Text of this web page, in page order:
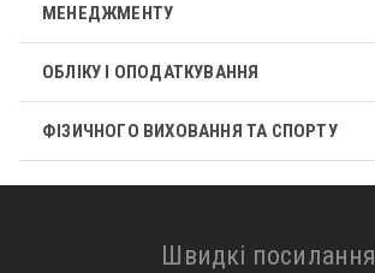
МЕНЕДЖМЕНТУ
ОБЛІКУ І ОПОДАТКУВАННЯ
ФІЗИЧНОГО ВИХОВАННЯ ТА СПОРТУ
Швидкі посилання